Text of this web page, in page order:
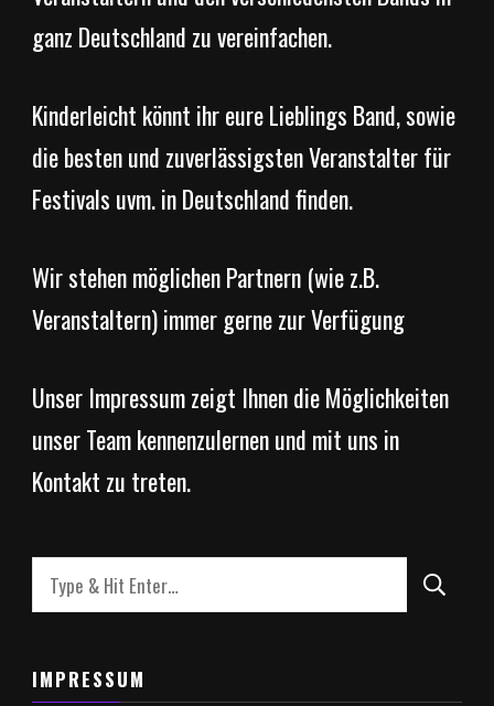
ganz Deutschland zu vereinfachen.
Kinderleicht könnt ihr eure Lieblings Band, sowie
die besten und zuverlässigsten Veranstalter für
Festivals uvm. in Deutschland finden.
Wir stehen möglichen Partnern (wie z.B.
Veranstaltern) immer gerne zur Verfügung
Unser Impressum zeigt Ihnen die Möglichkeiten
unser Team kennenzulernen und mit uns in
Kontakt zu treten.
Looking
for
IMPRESSUM